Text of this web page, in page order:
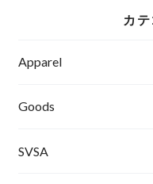
カ
Apparel
Tシャツ
Goods
SVSA